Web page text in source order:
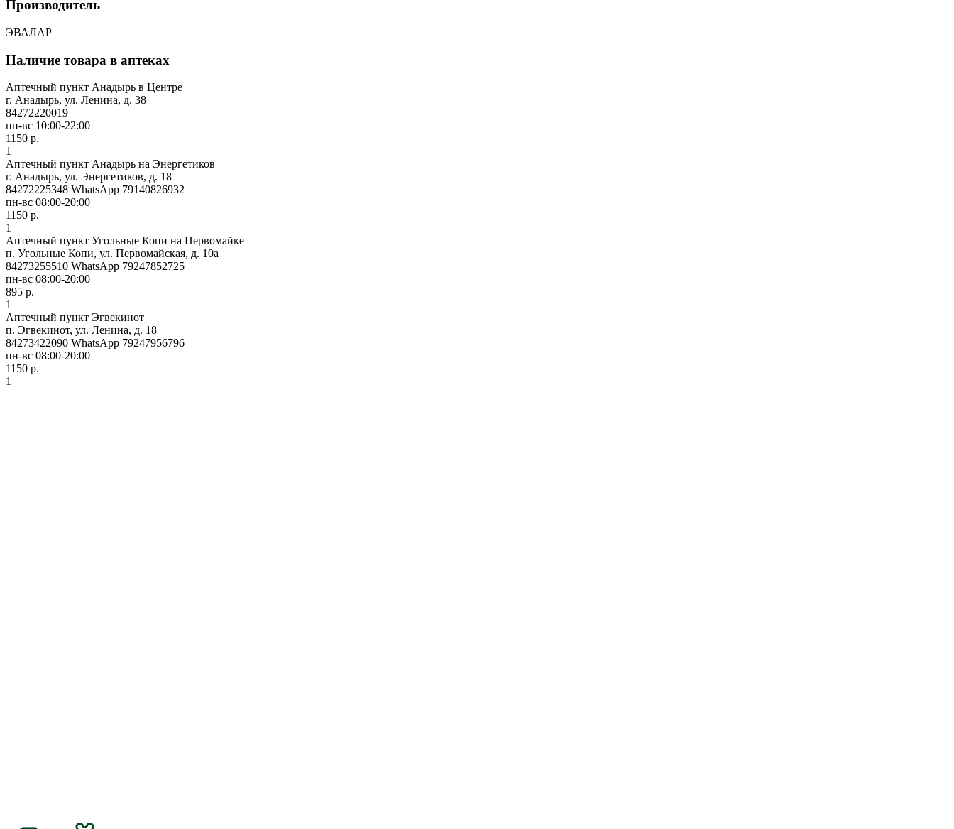
Производитель
ЭВАЛАР
Наличие товара в аптеках
Аптечный пункт Анадырь в Центре
г. Анадырь, ул. Ленина, д. 38
84272220019
пн-вс 10:00-22:00
1150 р.
1
Аптечный пункт Анадырь на Энергетиков
г. Анадырь, ул. Энергетиков, д. 18
84272225348 WhatsApp 79140826932
пн-вс 08:00-20:00
1150 р.
1
Аптечный пункт Угольные Копи на Первомайке
п. Угольные Копи, ул. Первомайская, д. 10а
84273255510 WhatsApp 79247852725
пн-вс 08:00-20:00
895 р.
1
Аптечный пункт Эгвекинот
п. Эгвекинот, ул. Ленина, д. 18
84273422090 WhatsApp 79247956796
пн-вс 08:00-20:00
1150 р.
1